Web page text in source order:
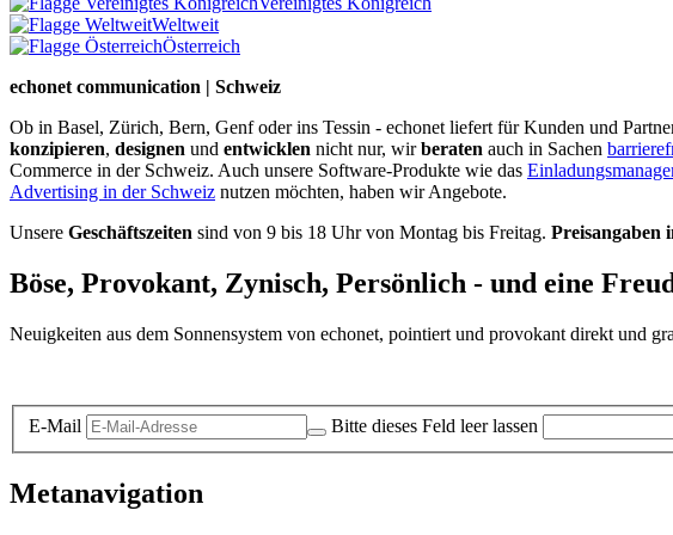
Weltweit
Österreich
echonet communication | Schweiz
Ob in Basel, Zürich, Bern, Genf oder ins Tessin - echonet liefert für Kunden und
konzipieren, designen und entwicklen nicht nur, wirberaten auch in Sachen
Commerce in der Schweiz. Auch unsere Software-Produkte wie das
Advertising in der Schweiz nutzen möchten, haben wir Angebote.
Unsere Geschäftszeiten sind von 9 bis 18 Uhr von Montag bis Freitag. Preisangaben
Böse, Provokant, Zynisch, Persönlich - und eine
Neuigkeiten aus dem Sonnensystem von echonet, pointiert und provokant direkt und
E-Mail Bitte dieses Feld leer lassen
Metanavigation